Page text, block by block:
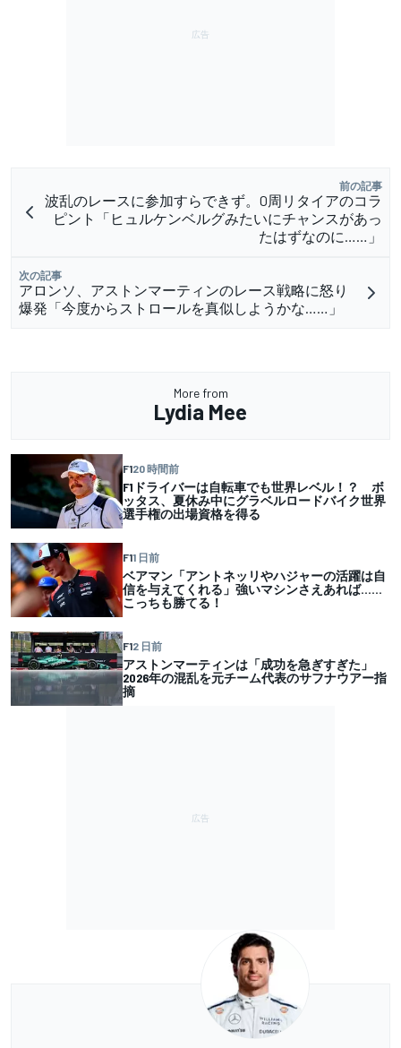
前の記事
波乱のレースに参加すらできず。0周リタイアのコラ
ピント「ヒュルケンベルグみたいにチャンスがあっ
たはずなのに……」
次の記事
アロンソ、アストンマーティンのレース戦略に怒り
爆発「今度からストロールを真似しようかな……」
More from
Lydia Mee
F120 時間前
F1ドライバーは自転車でも世界レベル！？ ボ
ッタス、夏休み中にグラベルロードバイク世界
選手権の出場資格を得る
F11 日前
ベアマン「アントネッリやハジャーの活躍は自
信を与えてくれる」強いマシンさえあれば……
こっちも勝てる！
F12 日前
アストンマーティンは「成功を急ぎすぎた」
2026年の混乱を元チーム代表のサフナウアー指
摘